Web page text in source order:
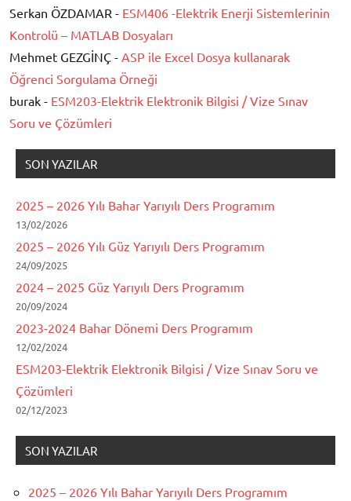
Serkan ÖZDAMAR - ESM406 -Elektrik Enerji Sistemlerinin
Kontrolü – MATLAB Dosyaları
Mehmet GEZGİNÇ - ASP ile Excel Dosya kullanarak
Öğrenci Sorgulama Örneği
burak - ESM203-Elektrik Elektronik Bilgisi / Vize Sınav
Soru ve Çözümleri
SON YAZILAR
2025 – 2026 Yılı Bahar Yarıyılı Ders Programım
13/02/2026
2025 – 2026 Yılı Güz Yarıyılı Ders Programım
24/09/2025
2024 – 2025 Güz Yarıyılı Ders Programım
20/09/2024
2023-2024 Bahar Dönemi Ders Programım
12/02/2024
ESM203-Elektrik Elektronik Bilgisi / Vize Sınav Soru ve
Çözümleri
02/12/2023
SON YAZILAR
2025 – 2026 Yılı Bahar Yarıyılı Ders Programım